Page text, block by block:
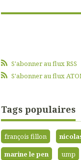
S'abonner au flux RSS
S'abonner au flux
Tags populaires
françois fillon
marine le pen
ump